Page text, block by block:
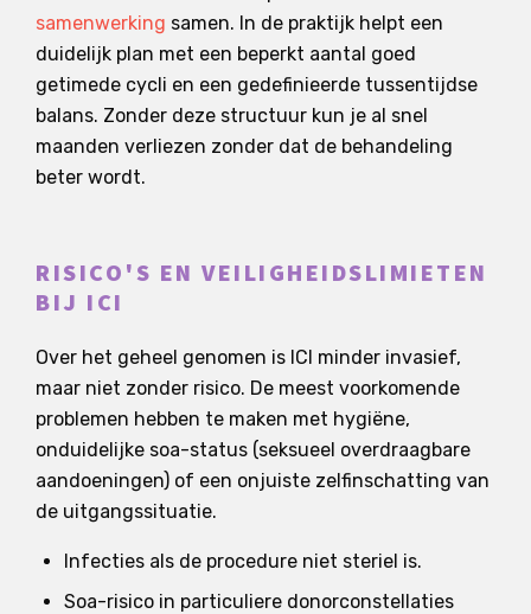
samenwerking samen. In de praktijk helpt een
duidelijk plan met een beperkt aantal goed
getimede cycli en een gedefinieerde tussentijdse
balans. Zonder deze structuur kun je al snel
maanden verliezen zonder dat de behandeling
beter wordt.
RISICO'S EN VEILIGHEIDSLIMIETEN
BIJ ICI
Over het geheel genomen is ICI minder invasief,
maar niet zonder risico. De meest voorkomende
problemen hebben te maken met hygiëne,
onduidelijke soa-status (seksueel overdraagbare
aandoeningen) of een onjuiste zelfinschatting van
de uitgangssituatie.
Infecties als de procedure niet steriel is.
Soa-risico in particuliere donorconstellaties